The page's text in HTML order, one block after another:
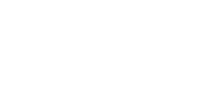
graças ao seu amor e à sua
da música adota o MP3 e
a Aqualung Records é um
podem ser um local para
passam tempo e compram